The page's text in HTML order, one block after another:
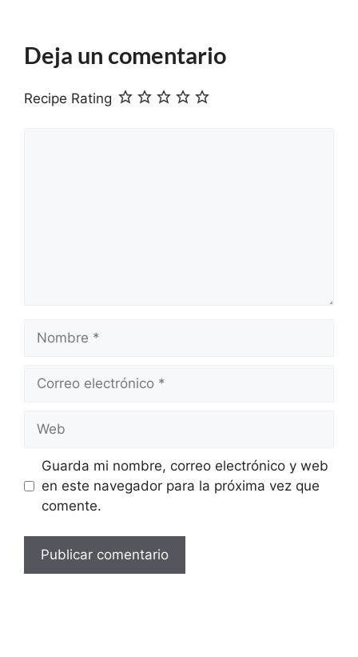
Deja un comentario
Recipe Rating
electrónico
Guarda mi nombre, correo electrónico y web
en este navegador para la próxima vez que
comente.